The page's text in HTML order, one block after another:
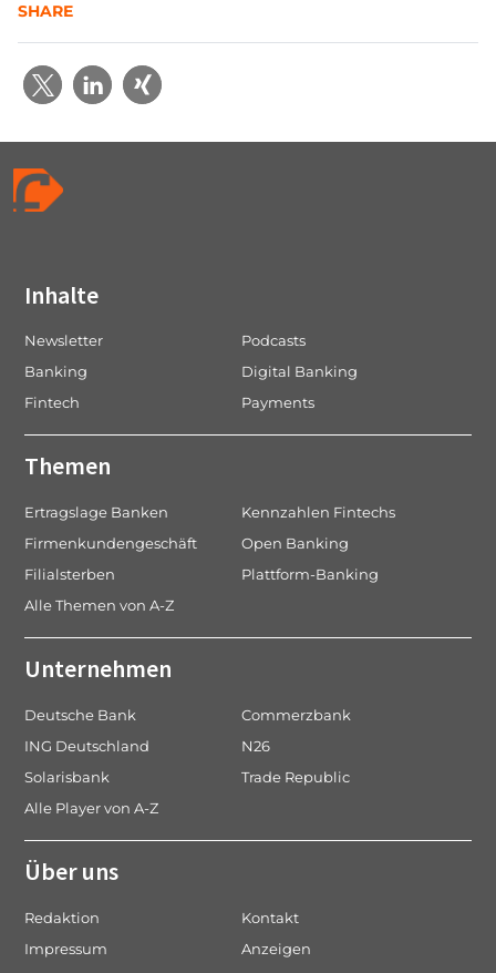
SHARE
Inhalte
Newsletter
Podcasts
Banking
Digital Banking
Fintech
Payments
Themen
Ertragslage Banken
Kennzahlen Fintechs
Firmenkundengeschäft
Open Banking
Filialsterben
Plattform-Banking
Alle Themen von A-Z
Unternehmen
Deutsche Bank
Commerzbank
ING Deutschland
N26
Solarisbank
Trade Republic
Alle Player von A-Z
Über uns
Redaktion
Kontakt
Impressum
Anzeigen